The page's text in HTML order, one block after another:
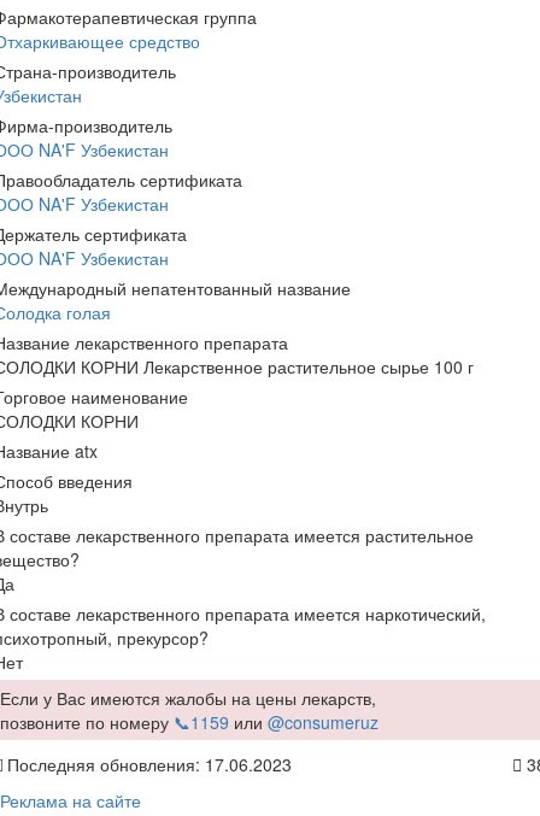
группа
средство
производитель
производитель
NA'F Узбекистан
сертификата
NA'F Узбекистан
сертификата
NA'F Узбекистан
непатентованный название
голая
лекарственного препарата
КОРНИ Лекарственное растительное сырье 100 г
наименование
КОРНИ
atx
введения
составе лекарственного препарата имеется растительное
составе лекарственного препарата имеется наркотический,
прекурсор?
Если у Вас имеются жалобы на цены лекарств,
позвоните по номеру 📞1159 или @consumeruz
Последняя обновления: 17.06.2023
Реклама на сайте